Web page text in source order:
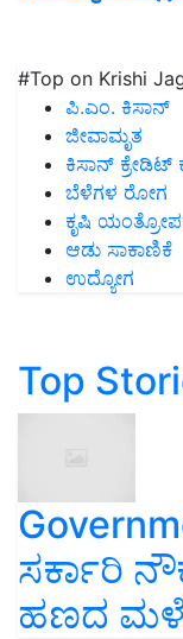
#Top on Krishi
ಪಿ.ಎಂ. ಕಿಸಾನ್
ಜೀವಾಮೃತ
ಕಿಸಾನ್ ಕ್ರೇಡಿಟ್
ಬೆಳೆಗಳ ರೋಗ
ಕೃಷಿ
ಆಡು ಸಾಕಾಣಿಕೆ
ಉದ್ಯೋಗ
Top
ಸರ್ಕಾರಿ
ಹಣದ